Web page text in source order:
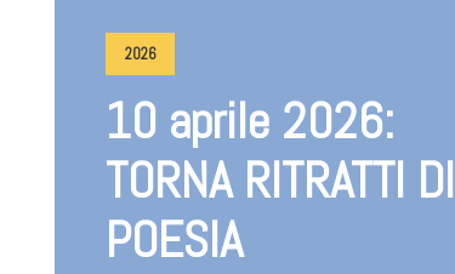
2026
10 aprile 2026:
TORNA RITRATTI DI
POESIA